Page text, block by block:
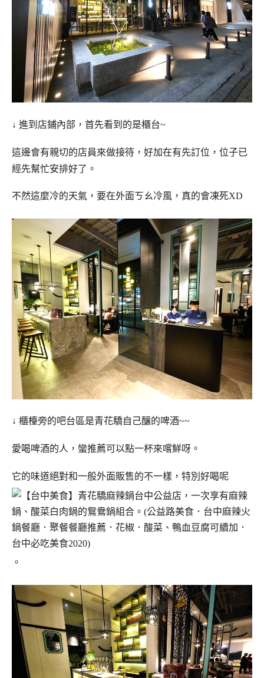
↓ 進到店鋪內部，首先看到的是櫃台~
這邊會有親切的店員來做接待，好加在有先訂位，位子已
經先幫忙安排好了。
不然這麼冷的天氣，要在外面ㄎㄠ冷風，真的會凍死XD
↓ 櫃檯旁的吧台區是青花驕自己釀的啤酒~~
愛喝啤酒的人，蠻推薦可以點一杯來嚐鮮呀。
它的味道絕對和一般外面販售的不一樣，特別好喝呢
。